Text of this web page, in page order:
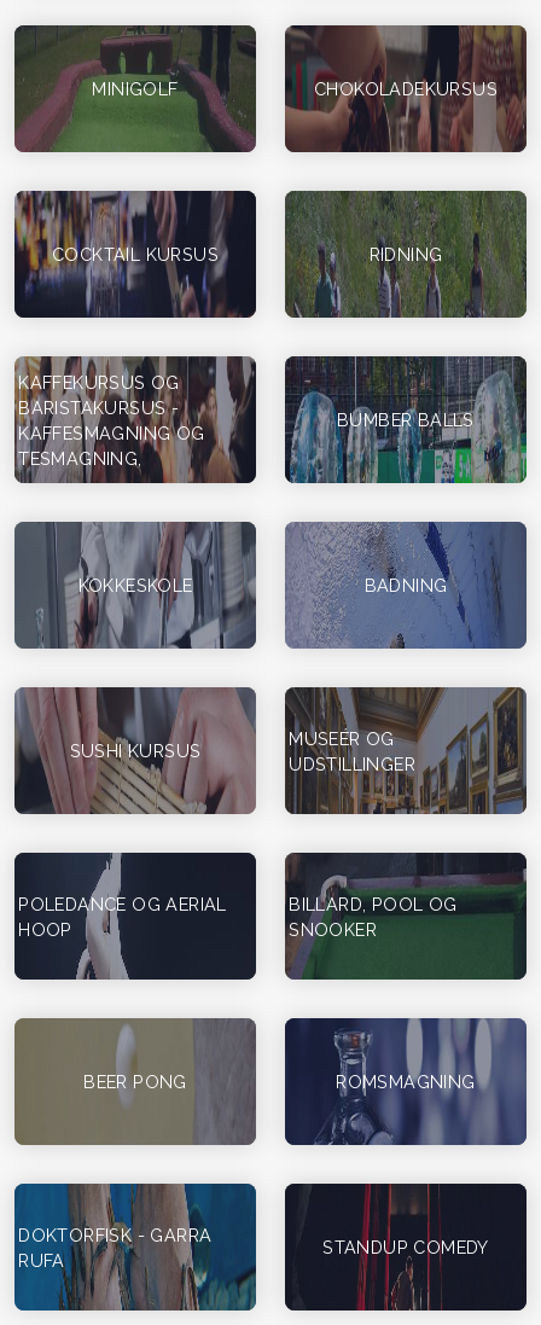
MINIGOLF CHOKOLADEKURSUS
COCKTAIL KURSUS RIDNING
KAFFEKURSUS OG
BARISTAKURSUS -
KAFFESMAGNING OG
TESMAGNING,
BUMBER BALLS
KOKKESKOLE BADNING
SUSHI KURSUS
MUSEÉR OG
UDSTILLINGER
POLEDANCE OG AERIAL
HOOP
BILLARD, POOL OG
SNOOKER
BEER PONG ROMSMAGNING
DOKTORFISK - GARRA
RUFA
STANDUP COMEDY